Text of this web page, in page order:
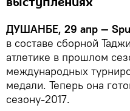
ДУШАНБЕ, 29 апр —
в составе сборной
атлетике в прошлом
международных
медали. Теперь она
сезону-2017.